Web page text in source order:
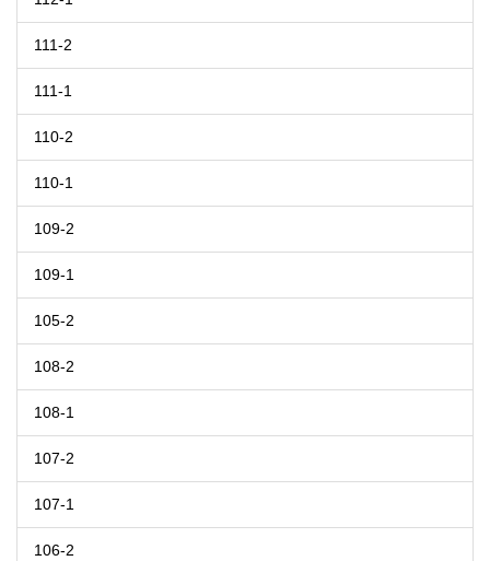
111-2
111-1
110-2
110-1
109-2
109-1
105-2
108-2
108-1
107-2
107-1
106-2